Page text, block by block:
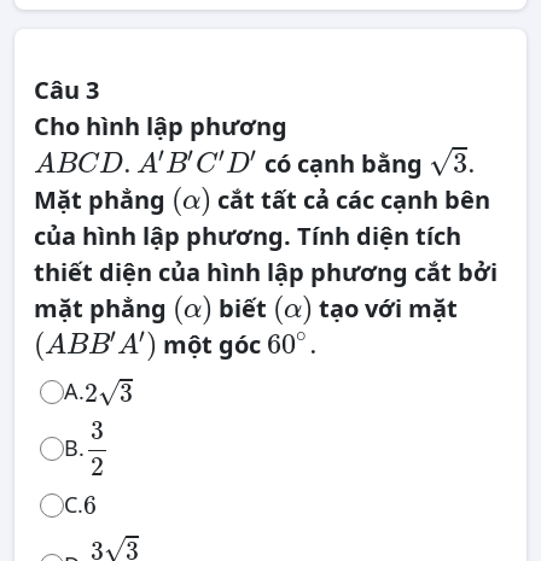
Câu 3
Cho hình lập phương
ABCD. A′B′C′D′
A
B
C
D
.
A′
B′
C′
D′
có cạnh bằng √3.
.
Mặt phẳng (α)
(α) cắt tất cả các cạnh bên
của hình lập phương. Tính diện tích
thiết diện của hình lập phương cắt bởi
mặt phẳng (α)
(α) biết (α)
(α) tạo với mặt
(ABB′A′)
(ABB′A′) một góc 60∘ .
60∘
.
A.2√3
2
B.
3
2
32
C.6
6
3√3
33 2